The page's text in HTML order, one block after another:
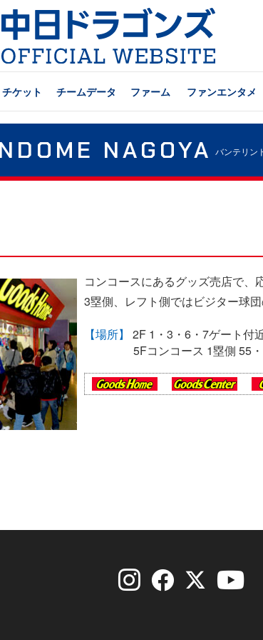
チケット チームデータ ファーム ファンエンタメ
NAGOYA バンテリン
コンコースにあるグッズ売店で、
3塁側、レフト側ではビジター球
【場所】
2F 1・3・6・7ゲート付
5Fコンコース 1塁側 55